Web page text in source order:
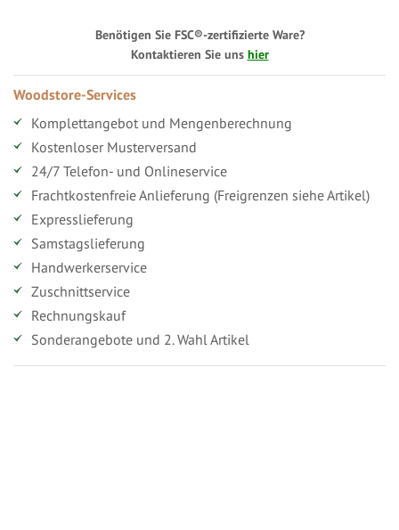
Benötigen Sie FSC®-zertifizierte Ware?
Kontaktieren Sie uns hier
Woodstore-Services
Komplettangebot und Mengenberechnung
Kostenloser Musterversand
24/7 Telefon- und Onlineservice
Frachtkostenfreie Anlieferung (Freigrenzen siehe Artikel)
Expresslieferung
Samstagslieferung
Handwerkerservice
Zuschnittservice
Rechnungskauf
Sonderangebote und 2. Wahl Artikel